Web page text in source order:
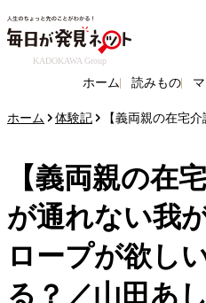
KADOKAWA Group
ホーム 読みもの
ホーム 体験記 【義両親の在宅
【義両親の在
が通れない我
ロープが欲し
る？／山田あ